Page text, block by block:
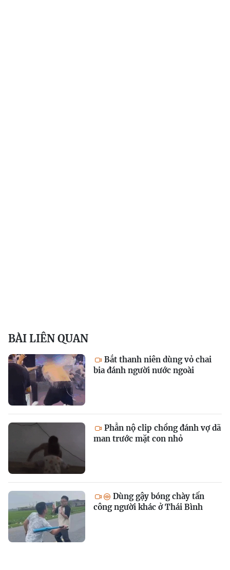
BÀI LIÊN QUAN
Bắt thanh niên dùng vỏ chai
bia đánh người nước ngoài
Phẫn nộ clip chồng đánh vợ dã
man trước mặt con nhỏ
Dùng gậy bóng chày tấn
công người khác ở Thái Bình